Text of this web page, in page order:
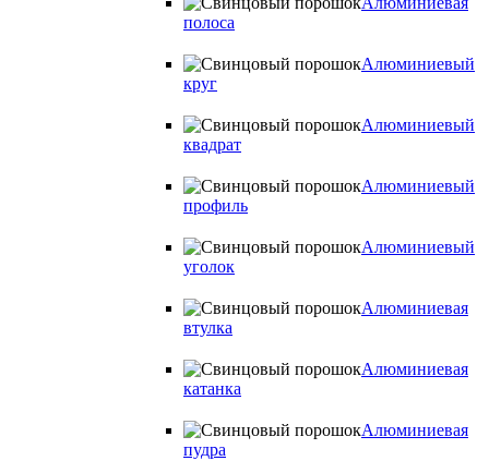
полоса
Алюминиевый
круг
Алюминиевый
квадрат
Алюминиевый
профиль
Алюминиевый
уголок
Алюминиевая
втулка
Алюминиевая
катанка
Алюминиевая
пудра